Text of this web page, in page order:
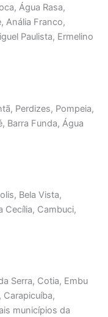
Água Rasa,
Anália Franco,
Paulista, Ermelino
Perdizes, Pompeia,
Barra Funda, Água
Bela Vista,
Cecília, Cambuci,
Serra, Cotia, Embu
municípios da